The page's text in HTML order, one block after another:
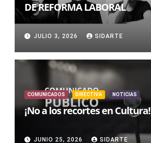
DE REFORMA LABORAL
JULIO 3, 2026 SIDARTE
COMUNICADOS DIRECTIVA NOTICIAS
¡No a los recortes en Cultura!
JUNIO 25, 2026 SIDARTE